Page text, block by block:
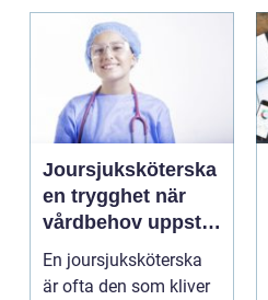
Joursjuksköterska
en trygghet när
vårdbehov uppstår
dygnet runt
En joursjuksköterska
är ofta den som kliver